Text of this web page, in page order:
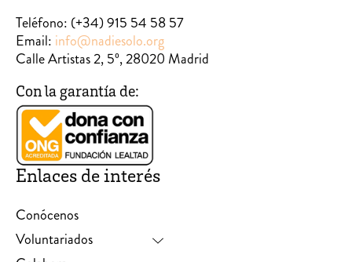
Teléfono: (+34) 915 54 58 57
Email: info@nadiesolo.org
Calle Artistas 2, 5º, 28020 Madrid
Con la garantía de:
Enlaces de interés
Conócenos
Voluntariados